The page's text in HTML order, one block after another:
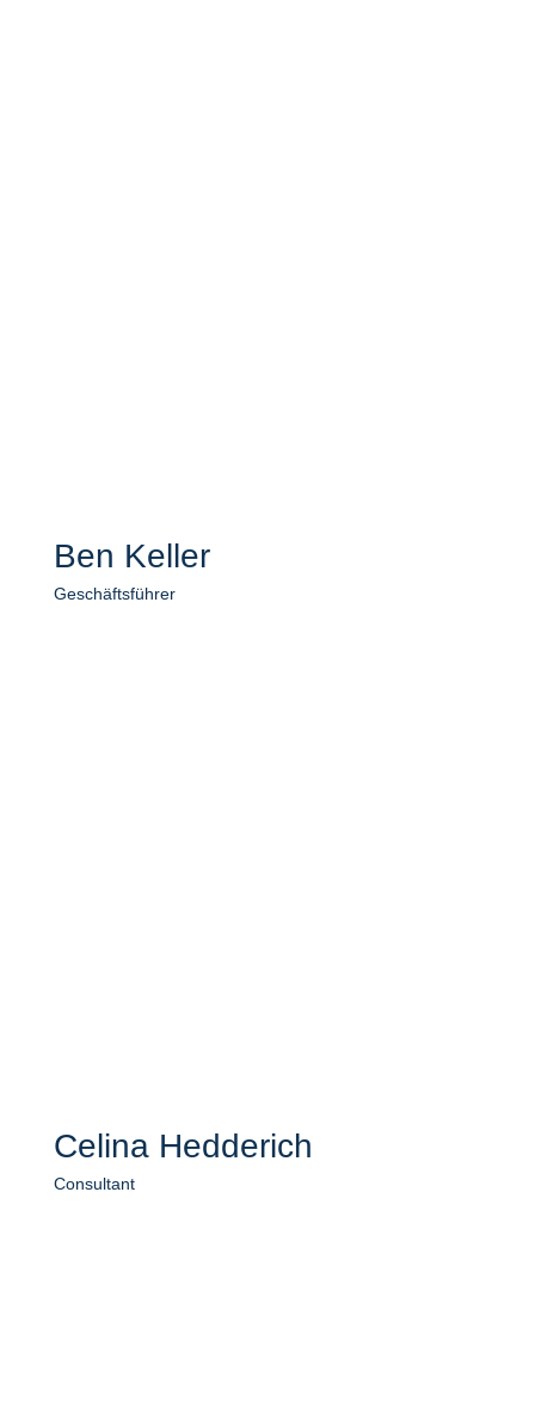
Ben Keller
Geschäftsführer
Celina Hedderich
Consultant